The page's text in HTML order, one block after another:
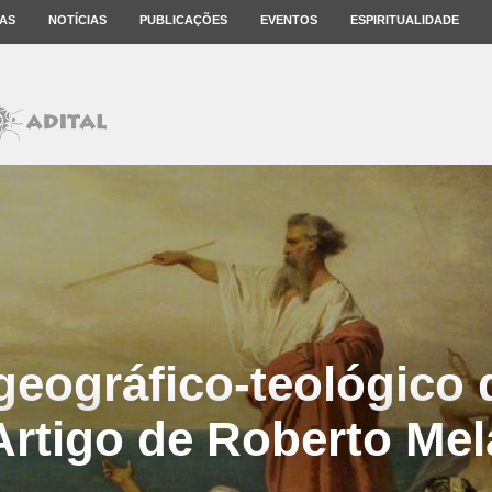
NOTÍCIAS PUBLICAÇÕES EVENTOS ESPIRITUALIDADE
teológico
de Roberto